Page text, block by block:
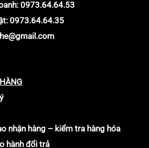
0973.64.64.53
0973.64.64.35
nhận hàng – kiểm tra hàng hóa
hành đổi trả